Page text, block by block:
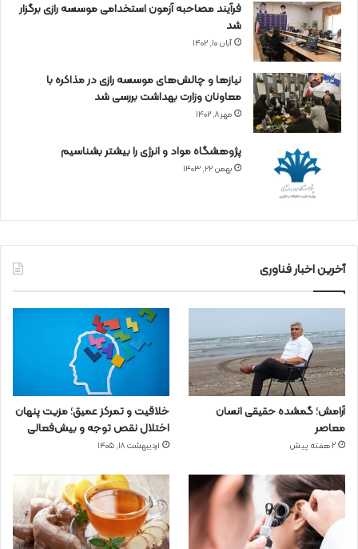
فرآیند مصاحبه آزمون استخدامی موسسه رازی برگزار
شد
آبان ۱۰, ۱۴۰۲
نیازها و چالش‌های موسسه رازی در مذاکره با
معاونان وزارت بهداشت بررسی شد
مهر ۸, ۱۴۰۲
پژوهشگاه مواد و انرژی را بیشتر بشناسیم
بهمن ۲۲, ۱۴۰۳
آخرین اخبار فناوری
آرامش؛ گمشده حقیقی انسان
معاصر
2 هفته پیش
خلاقیت و تمرکز عمیق؛ مزیت پنهان
اختلال نقص توجه و بیش‌فعالی
اردیبهشت ۱۸, ۱۴۰۵